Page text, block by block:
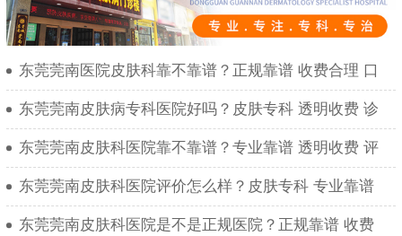
东莞莞南医院皮肤科靠不靠谱？正规靠谱 收费合理 口
东莞莞南皮肤病专科医院好吗？皮肤专科 透明收费 诊
东莞莞南皮肤科医院靠不靠谱？专业靠谱 透明收费 评
东莞莞南皮肤科医院评价怎么样？皮肤专科 专业靠谱
东莞莞南皮肤科医院是不是正规医院？正规靠谱 收费